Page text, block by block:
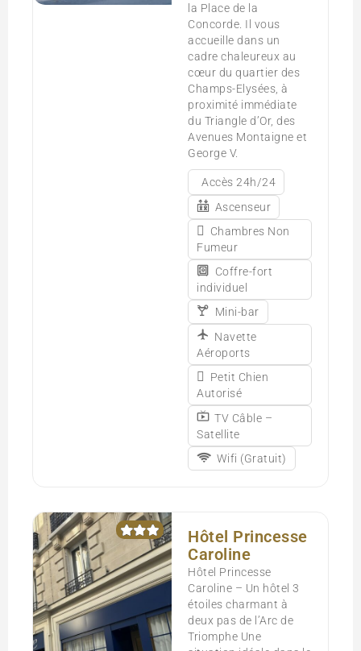
la Place de la
Concorde. Il vous
accueille dans un
cadre chaleureux au
cœur du quartier des
Champs-Elysées, à
proximité immédiate
du Triangle d’Or, des
Avenues Montaigne et
George V.
Accès 24h/24
Ascenseur
Chambres Non
Fumeur
Coffre-fort
individuel
Mini-bar
Navette
Aéroports
Petit Chien
Autorisé
TV Câble –
Satellite
Wifi (Gratuit)
Hôtel Princesse
Caroline
Hôtel Princesse
Caroline – Un hôtel 3
étoiles charmant à
deux pas de l’Arc de
Triomphe Une